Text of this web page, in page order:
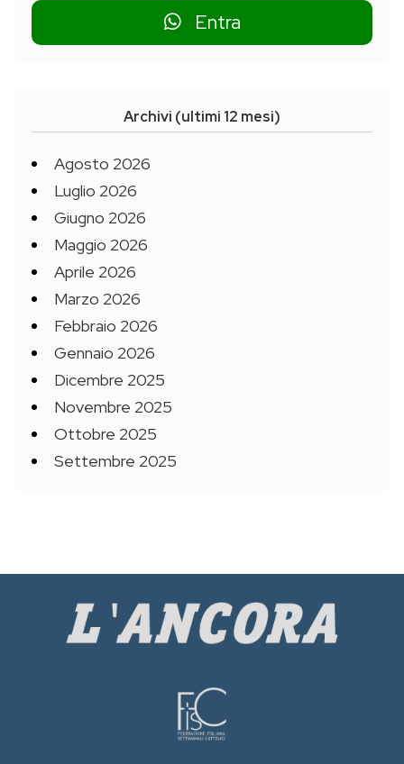
Entra
Archivi (ultimi 12 mesi)
Agosto 2026
Luglio 2026
Giugno 2026
Maggio 2026
Aprile 2026
Marzo 2026
Febbraio 2026
Gennaio 2026
Dicembre 2025
Novembre 2025
Ottobre 2025
Settembre 2025